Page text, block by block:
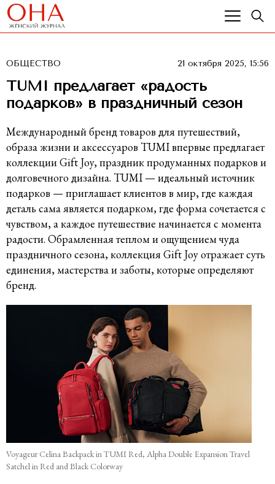
ОБЩЕСТВО 21 октября 2025, 15:56
TUMI предлагает «радость
подарков» в праздничный сезон
Международный бренд товаров для путешествий,
образа жизни и аксессуаров TUMI впервые предлагает
коллекции Gift Joy, праздник продуманных подарков и
долговечного дизайна. TUMI — идеальный источник
подарков — приглашает клиентов в мир, где каждая
деталь сама является подарком, где форма сочетается с
чувством, а каждое путешествие начинается с момента
радости. Обрамленная теплом и ощущением чуда
праздничного сезона, коллекция Gift Joy отражает суть
единения, мастерства и заботы, которые определяют
бренд.
Voyageur Celina Backpack in TUMI Red, Alpha Double Expansion Travel
Satchel in Red and Black Colorway